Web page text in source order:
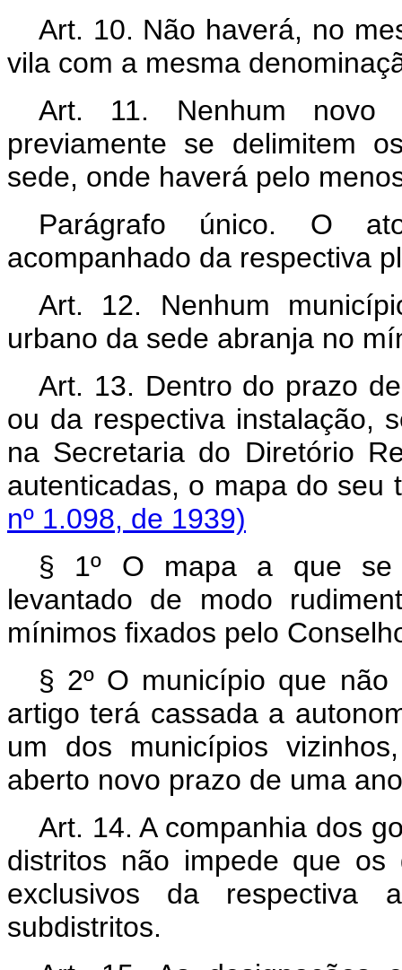
Art. 10. Não haverá, no
vila com a mesma
Art. 11. Nenhum novo
previamente se delimitem
sede, onde haverá pelo
Parágrafo único. O
acompanhado da respectiva
Art. 12. Nenhum
urbano da sede abranja no
Art. 13. Dentro do prazo
ou da respectiva instalação,
na Secretaria do Diretório
autenticadas, o mapa
nº 1.098, de 1939)
§ 1º O mapa a que se
levantado de modo
mínimos fixados pelo
§ 2º O município que não
artigo terá cassada a
um dos municípios
aberto novo prazo de uma
Art. 14. A companhia dos
distritos não impede que os
exclusivos da respectiva
subdistritos.